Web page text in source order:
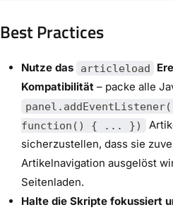
Best Practices
Nutze das articleload
Kompatibilität – packe alle
function() { ... })
sicherzustellen, dass sie
Artikelnavigation ausgelöst
Seitenladen.
Halte die Skripte fokussiert